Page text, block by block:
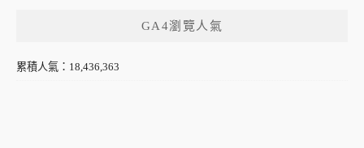
章
GA4瀏覽人氣
累積人氣：18,436,363